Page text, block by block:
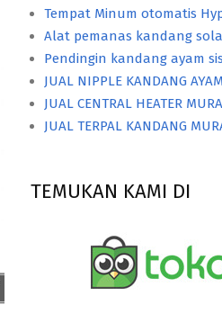
Tempat Minum otomatis
Alat pemanas kandang
Pendingin kandang ayam
JUAL NIPPLE KANDANG
JUAL CENTRAL HEATER
JUAL TERPAL KANDANG
TEMUKAN KAMI DI